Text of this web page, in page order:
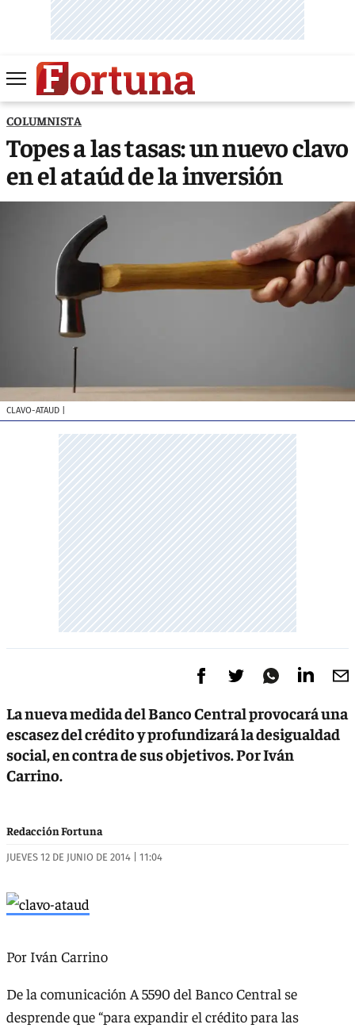
COLUMNISTA
Topes a las tasas: un nuevo clavo
en el ataúd de la inversión
CLAVO-ATAUD
La nueva medida del Banco Central provocará una
escasez del crédito y profundizará la desigualdad
social, en contra de sus objetivos. Por Iván
Carrino.
Redacción Fortuna
JUEVES 12 DE JUNIO DE 2014 | 11:04
Por Iván Carrino
De la comunicación A 5590 del Banco Central se
desprende que “para expandir el crédito para las